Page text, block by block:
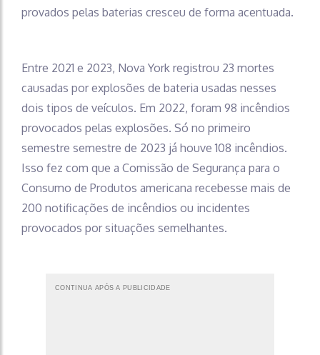
provados pelas baterias cresceu de forma acentuada.
Entre 2021 e 2023, Nova York registrou 23 mortes
causadas por explosões de bateria usadas nesses
dois tipos de veículos. Em 2022, foram 98 incêndios
provocados pelas explosões. Só no primeiro
semestre semestre de 2023 já houve 108 incêndios.
Isso fez com que a Comissão de Segurança para o
Consumo de Produtos americana recebesse mais de
200 notificações de incêndios ou incidentes
provocados por situações semelhantes.
CONTINUA APÓS A PUBLICIDADE